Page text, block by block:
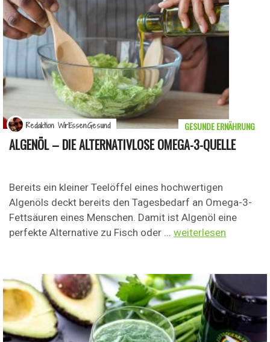
ALGENÖL – DIE ALTERNATIVLOSE OMEGA-3-QUELLE
Bereits ein kleiner Teelöffel eines hochwertigen
Algenöls deckt bereits den Tagesbedarf an Omega-3-
Fettsäuren eines Menschen. Damit ist Algenöl eine
perfekte Alternative zu Fisch oder ... weiterlesen
GESUNDE ERNÄHRUNG
Redaktion WirEssenGesund